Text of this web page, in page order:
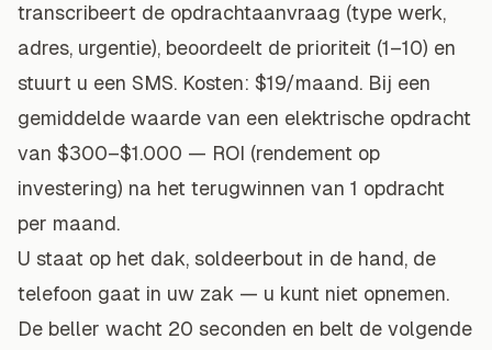
transcribeert de opdrachtaanvraag (type werk,
adres, urgentie), beoordeelt de prioriteit (1–10) en
stuurt u een SMS. Kosten: $19/maand. Bij een
gemiddelde waarde van een elektrische opdracht
van $300–$1.000 — ROI (rendement op
investering) na het terugwinnen van 1 opdracht
per maand.
U staat op het dak, soldeerbout in de hand, de
telefoon gaat in uw zak — u kunt niet opnemen.
De beller wacht 20 seconden en belt de volgende